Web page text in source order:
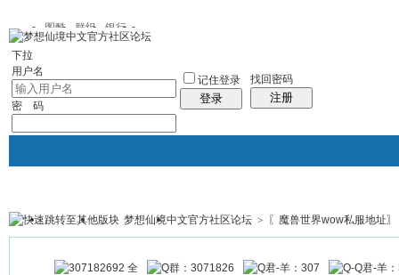
图酷 群组 银行
下拉
用户名
密 码
记住登录
登录
找回密码
注册
银行 群组聚合 我的空间
帖子
梦想仙境中文官方社区论坛 > 〖魔兽世界wow私服地址〗